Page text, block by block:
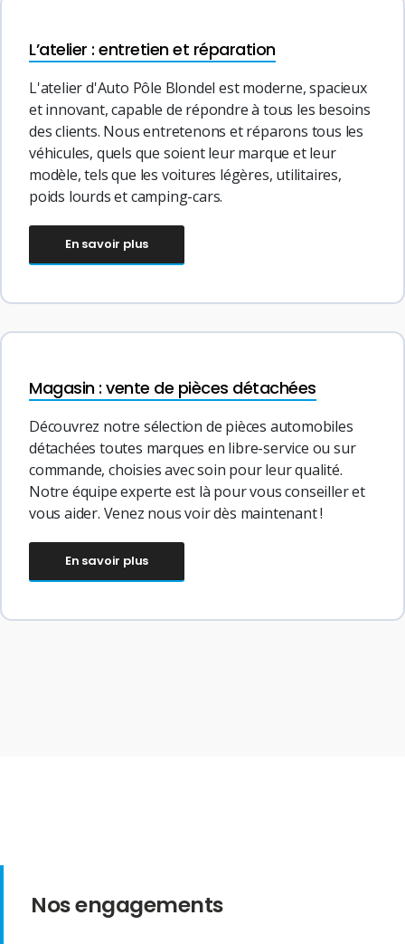
L’atelier : entretien et réparation
L'atelier d'Auto Pôle Blondel est moderne, spacieux
et innovant, capable de répondre à tous les besoins
des clients. Nous entretenons et réparons tous les
véhicules, quels que soient leur marque et leur
modèle, tels que les voitures légères, utilitaires,
poids lourds et camping-cars.
En savoir plus
Magasin : vente de pièces détachées
Découvrez notre sélection de pièces automobiles
détachées toutes marques en libre-service ou sur
commande, choisies avec soin pour leur qualité.
Notre équipe experte est là pour vous conseiller et
vous aider. Venez nous voir dès maintenant !
En savoir plus
Nos engagements